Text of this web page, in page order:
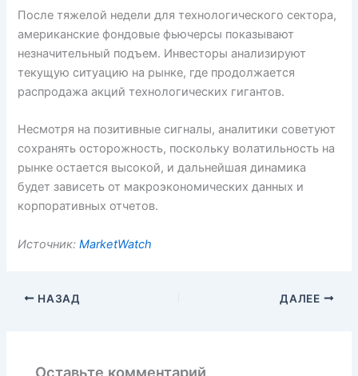
После тяжелой недели для технологического сектора,
американские фондовые фьючерсы показывают
незначительный подъем. Инвесторы анализируют
текущую ситуацию на рынке, где продолжается
распродажа акций технологических гигантов.
Несмотря на позитивные сигналы, аналитики советуют
сохранять осторожность, поскольку волатильность на
рынке остается высокой, и дальнейшая динамика
будет зависеть от макроэкономических данных и
корпоративных отчетов.
Источник:MarketWatch
НАЗАД ДАЛЕЕ
Оставьте комментарий